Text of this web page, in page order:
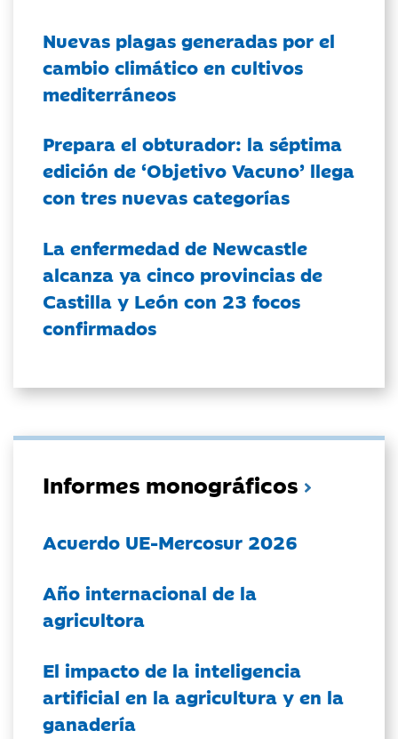
Nuevas plagas generadas por el
cambio climático en cultivos
mediterráneos
Prepara el obturador: la séptima
edición de ‘Objetivo Vacuno’ llega
con tres nuevas categorías
La enfermedad de Newcastle
alcanza ya cinco provincias de
Castilla y León con 23 focos
confirmados
Informes monográficos
Acuerdo UE-Mercosur 2026
Año internacional de la
agricultora
El impacto de la inteligencia
artificial en la agricultura y en la
ganadería